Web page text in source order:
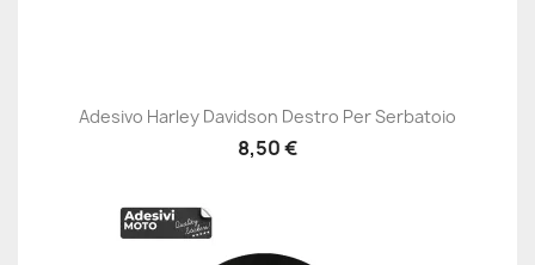
Adesivo Harley Davidson Destro Per Serbatoio
8,50 €